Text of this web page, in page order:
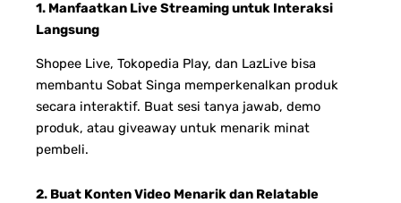
1. Manfaatkan Live Streaming untuk Interaksi
Langsung
Shopee Live, Tokopedia Play, dan LazLive bisa
membantu Sobat Singa memperkenalkan produk
secara interaktif. Buat sesi tanya jawab, demo
produk, atau giveaway untuk menarik minat
pembeli.
2. Buat Konten Video Menarik dan Relatable